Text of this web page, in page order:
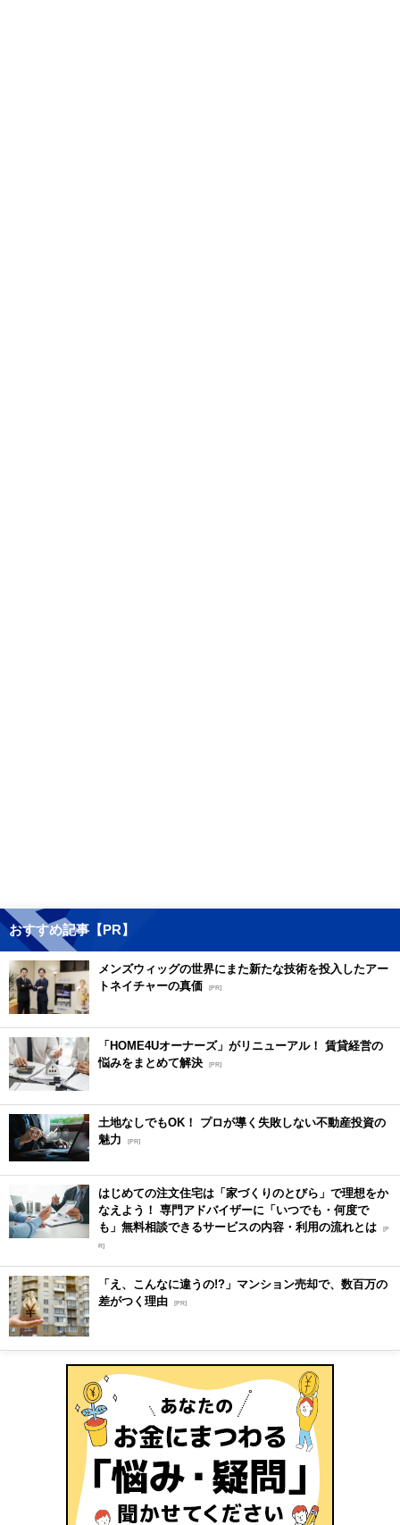
おすすめ記事【PR】
メンズウィッグの世界にまた新たな技術を投入したアー
トネイチャーの真価
[PR]
「HOME4Uオーナーズ」がリニューアル！ 賃貸経営の
悩みをまとめて解決 [PR]
土地なしでもOK！ プロが導く失敗しない不動産投資の
魅力
[PR]
はじめての注文住宅は「家づくりのとびら」で理想をか
なえよう！ 専門アドバイザーに「いつでも・何度で
も」無料相談できるサービスの内容・利用の流れとは [P
R]
「え、こんなに違うの!?」マンション売却で、数百万の
差がつく理由 [PR]